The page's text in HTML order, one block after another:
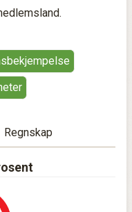
Regnskap